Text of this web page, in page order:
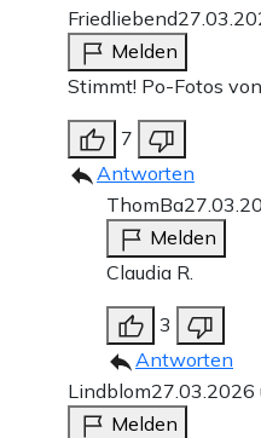
Friedliebend
Melden
Stimmt! Po-Fotos
7
Antworten
ThomBa
Melden
Claudia R.
3
Antworten
Lindblom27.03.2026
Melden